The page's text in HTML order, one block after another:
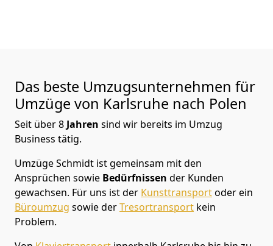
Das beste Umzugsunternehmen für
Umzüge von Karlsruhe nach Polen
Seit über8 Jahren sind wir bereits im Umzug
Business tätig.
Umzüge Schmidt ist gemeinsam mit den
Ansprüchen sowie Bedürfnissen der Kunden
gewachsen. Für uns ist der Kunsttransportoder ein
Büroumzug sowie derTresortransport kein
Problem.